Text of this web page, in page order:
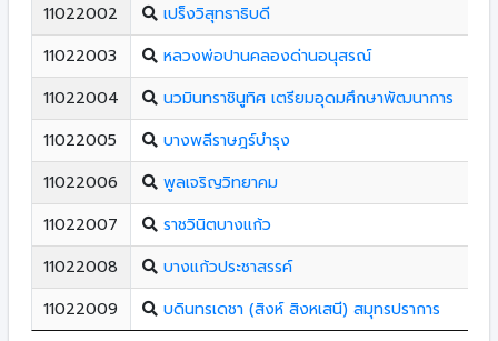
11022002
เปร็งวิสุทธาธิบดี
11022003
หลวงพ่อปานคลองด่านอนุสรณ์
11022004
นวมินทราชินูทิศ เตรียมอุดมศึกษาพัฒนาการ
11022005
บางพลีราษฎร์บำรุง
11022006
พูลเจริญวิทยาคม
11022007
ราชวินิตบางแก้ว
11022008
บางแก้วประชาสรรค์
11022009
บดินทรเดชา (สิงห์ สิงหเสนี) สมุทรปราการ